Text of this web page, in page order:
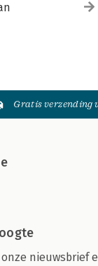
Gratis verzending
nieuwsbrief